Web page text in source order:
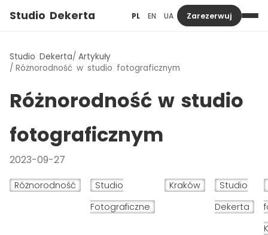
Studio Dekerta PL EN UA Zarezerwuj
Studio Dekerta Artykuły
Różnorodność w studio fotograficznym
Różnorodność w studio
fotograficznym
2023-09-27
Różnorodność
Studio
Fotograficzne
Kraków
Studio
Dekerta